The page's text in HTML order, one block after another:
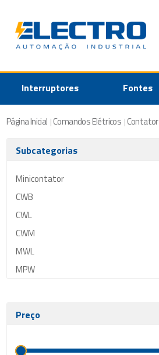
Interruptores Fontes
Página Inicial | Comandos Elétricos | Contator
Subcategorias
Minicontator
CWB
CWL
CWM
MWL
MPW
Preço